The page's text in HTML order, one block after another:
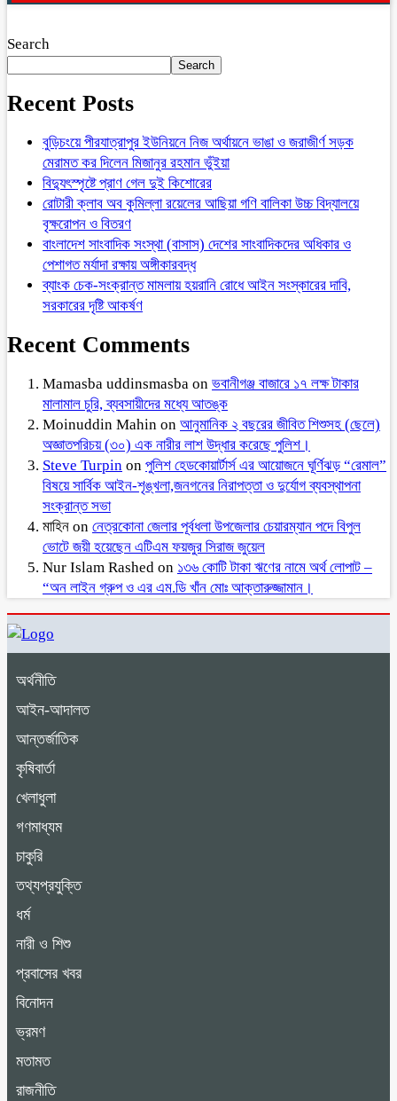
Search
Search
Recent Posts
বুড়িচংয়ে পীরযাত্রাপুর ইউনিয়নে নিজ অর্থায়নে ভাঙা ও জরাজীর্ণ সড়ক
মেরামত কর দিলেন মিজানুর রহমান ভুঁইয়া
বিদ্যুৎস্পৃষ্টে প্রাণ গেল দুই কিশোরের
রোটারী ক্লাব অব কুমিল্লা রয়েলের আছিয়া গণি বালিকা উচ্চ বিদ্যালয়ে
বৃক্ষরোপন ও বিতরণ
বাংলাদেশ সাংবাদিক সংস্থা (বাসাস) দেশের সাংবাদিকদের অধিকার ও
পেশাগত মর্যাদা রক্ষায় অঙ্গীকারবদ্ধ
ব্যাংক চেক-সংক্রান্ত মামলায় হয়রানি রোধে আইন সংস্কারের দাবি,
সরকারের দৃষ্টি আকর্ষণ
Recent Comments
Mamasba uddinsmasba on ভবানীগঞ্জ বাজারে ১৭ লক্ষ টাকার
মালামাল চুরি, ব্যবসায়ীদের মধ্যে আতঙ্ক
Moinuddin Mahin on আনুমানিক ২ বছরের জীবিত শিশুসহ (ছেলে)
অজ্ঞাতপরিচয় (৩০) এক নারীর লাশ উদ্ধার করেছে পুলিশ।
Steve Turpin on পুলিশ হেডকোয়ার্টার্স এর আয়োজনে ঘূর্ণিঝড় “রেমাল”
বিষয়ে সার্বিক আইন-শৃঙ্খলা,জনগনের নিরাপত্তা ও দুর্যোগ ব্যবস্থাপনা
সংক্রান্ত সভা
মাহিন on নেত্রকোনা জেলার পূর্বধলা উপজেলার চেয়ারম্যান পদে বিপুল
ভোটে জয়ী হয়েছেন এটিএম ফয়জুর সিরাজ জুয়েল
Nur Islam Rashed on ১৩৬ কোটি টাকা ঋণের নামে অর্থ লোপাট –
“অন লাইন গ্রুপ ও এর এম.ডি খাঁন মোঃ আক্তারুজ্জামান।
অর্থনীতি
আইন-আদালত
আন্তর্জাতিক
কৃষিবার্তা
খেলাধুলা
গণমাধ্যম
চাকুরি
তথ্যপ্রযুক্তি
ধর্ম
নারী ও শিশু
প্রবাসের খবর
বিনোদন
ভ্রমণ
মতামত
রাজনীতি